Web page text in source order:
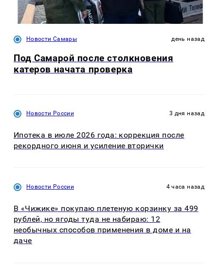
Новости Самары день назад
Под Самарой после столкновения
катеров начата проверка
Новости России 3 дня назад
Ипотека в июле 2026 года: коррекция после
рекордного июня и усиление вторички
Новости России 4 часа назад
В «Чижике» покупаю плетеную корзинку за 499
рублей, но ягоды туда не набираю: 12
необычных способов применения в доме и на
даче